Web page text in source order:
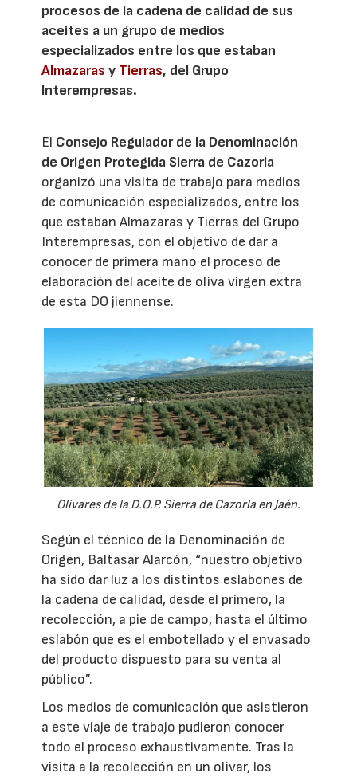
procesos de la cadena de calidad de sus
aceites a un grupo de medios
especializados entre los que estaban
Almazaras y Tierras, del Grupo
Interempresas.
El Consejo Regulador de la Denominación
de Origen Protegida Sierra de Cazorla
organizó una visita de trabajo para medios
de comunicación especializados, entre los
que estaban Almazaras y Tierras del Grupo
Interempresas, con el objetivo de dar a
conocer de primera mano el proceso de
elaboración del aceite de oliva virgen extra
de esta DO jiennense.
Olivares de la D.O.P. Sierra de Cazorla en Jaén.
Según el técnico de la Denominación de
Origen, Baltasar Alarcón, “nuestro objetivo
ha sido dar luz a los distintos eslabones de
la cadena de calidad, desde el primero, la
recolección, a pie de campo, hasta el último
eslabón que es el embotellado y el envasado
del producto dispuesto para su venta al
público”.
Los medios de comunicación que asistieron
a este viaje de trabajo pudieron conocer
todo el proceso exhaustivamente. Tras la
visita a la recolección en un olivar, los